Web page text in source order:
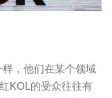
样，他们在某个领域
KOL的受众往往有